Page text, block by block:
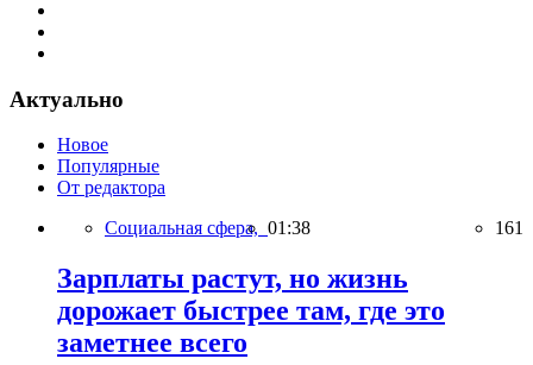
Актуально
Новое
Популярные
От редактора
Социальная сфера, 01:38 161
Зарплаты растут, но жизнь
дорожает быстрее там, где это
заметнее всего